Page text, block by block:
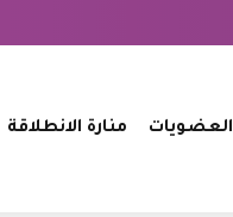
العضويات منارة الانطلاقة